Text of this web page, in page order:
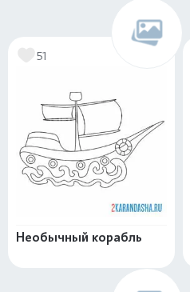
51
Необычный корабль